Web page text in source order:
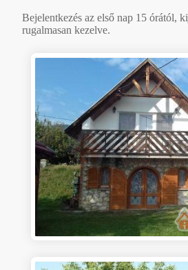
Bejelentkezés az első nap 15 órától,
rugalmasan kezelve.